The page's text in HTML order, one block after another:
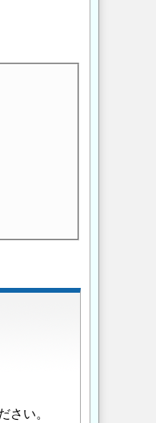
さい。